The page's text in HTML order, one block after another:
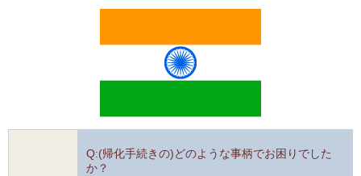
Q:(帰化手続きの)どのような事柄でお困りでした
か？